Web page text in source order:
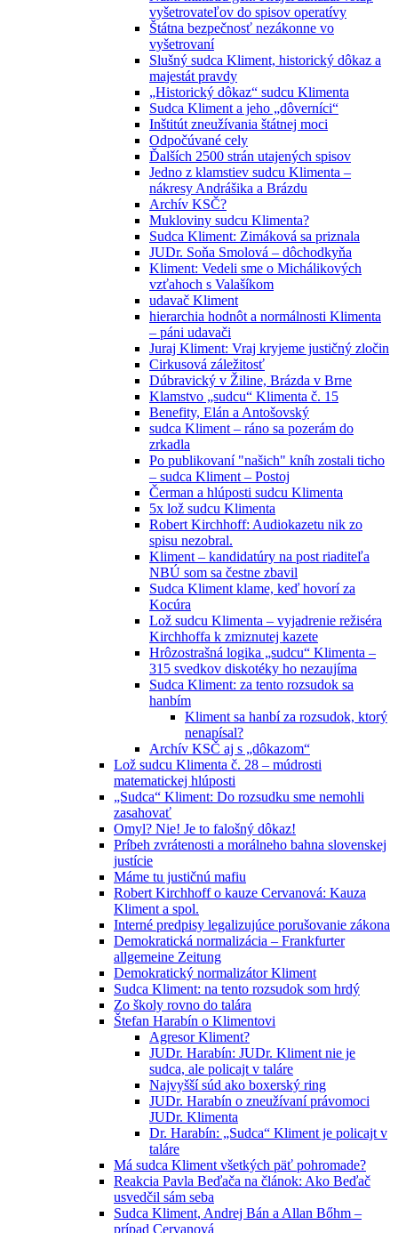
vyšetrovateľov do spisov operatívy
Štátna bezpečnosť nezákonne vo
vyšetrovaní
Slušný sudca Kliment, historický dôkaz a
majestát pravdy
„Historický dôkaz“ sudcu Klimenta
Sudca Kliment a jeho „dôverníci“
Inštitút zneužívania štátnej moci
Odpočúvané cely
Ďalších 2500 strán utajených spisov
Jedno z klamstiev sudcu Klimenta –
nákresy Andrášika a Brázdu
Archív KSČ?
Mukloviny sudcu Klimenta?
Sudca Kliment: Zimáková sa priznala
JUDr. Soňa Smolová – dôchodkyňa
Kliment: Vedeli sme o Michálikových
vzťahoch s Valašíkom
udavač Kliment
hierarchia hodnôt a normálnosti Klimenta
– páni udavači
Juraj Kliment: Vraj kryjeme justičný zločin
Cirkusová záležitosť
Dúbravický v Žiline, Brázda v Brne
Klamstvo „sudcu“ Klimenta č. 15
Benefity, Elán a Antošovský
sudca Kliment – ráno sa pozerám do
zrkadla
Po publikovaní "našich" kníh zostali ticho
– sudca Kliment – Postoj
Čerman a hlúposti sudcu Klimenta
5x lož sudcu Klimenta
Robert Kirchhoff: Audiokazetu nik zo
spisu nezobral.
Kliment – kandidatúry na post riaditeľa
NBÚ som sa čestne zbavil
Sudca Kliment klame, keď hovorí za
Kocúra
Lož sudcu Klimenta – vyjadrenie režiséra
Kirchhoffa k zmiznutej kazete
Hrôzostrašná logika „sudcu“ Klimenta –
315 svedkov diskotéky ho nezaujíma
Sudca Kliment: za tento rozsudok sa
hanbím
Kliment sa hanbí za rozsudok, ktorý
nenapísal?
Archív KSČ aj s „dôkazom“
Lož sudcu Klimenta č. 28 – múdrosti
matematickej hlúposti
„Sudca“ Kliment: Do rozsudku sme nemohli
zasahovať
Omyl? Nie! Je to falošný dôkaz!
Príbeh zvrátenosti a morálneho bahna slovenskej
justície
Máme tu justičnú mafiu
Robert Kirchhoff o kauze Cervanová: Kauza
Kliment a spol.
Interné predpisy legalizujúce porušovanie zákona
Demokratická normalizácia – Frankfurter
allgemeine Zeitung
Demokratický normalizátor Kliment
Sudca Kliment: na tento rozsudok som hrdý
Zo školy rovno do talára
Štefan Harabín o Klimentovi
Agresor Kliment?
JUDr. Harabín: JUDr. Kliment nie je
sudca, ale policajt v taláre
Najvyšší súd ako boxerský ring
JUDr. Harabín o zneužívaní právomoci
JUDr. Klimenta
Dr. Harabín: „Sudca“ Kliment je policajt v
taláre
Má sudca Kliment všetkých päť pohromade?
Reakcia Pavla Beďača na článok: Ako Beďač
usvedčil sám seba
Sudca Kliment, Andrej Bán a Allan Bőhm –
prípad Cervanová